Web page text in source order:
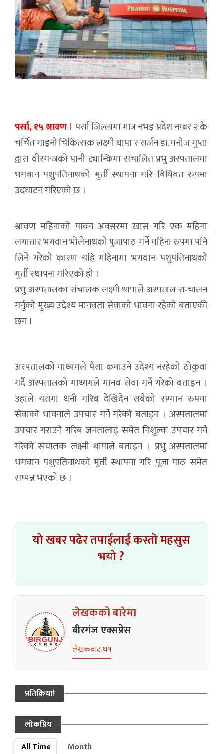
पर्सा, १५ श्रावणl पर्सा जिल्लामा मात्र नभइ प्रदेश नम्बर २ कै
चर्चित गाइनो चिकित्सक लक्ष्मी थापा र सर्जन डा. मनोज गुप्ता
द्वारा वीरगन्जको पानी ट्यान्किमा संचालित प्रभु अस्पतालमा
भगवान पशुपतिनाथको मुर्ती स्थापना गरि बिधिवत रुपमा
उदघाटन गरिएको छ ।
श्रावण महिनाको पावन अवसरमा खास गरि एक महिना
लगातार भगवान भोलेनाथको पुजापाठ गर्ने महिना रुपमा पनि
लिने गरेको कारण यहि महिनामा भगवान पशुपतिनाथको
मुर्ती स्थापना गरिएको हो ।
प्रभु अस्पतालका संचालक लक्ष्मी थापाले अस्पताल सन्चालन
गर्नुको मुख्य उदेश्य मानवता सेवाको भावना रहेको बताएकी
छन ।
अस्पतालको माध्यमले पैसा कमाउने उदेश्य नरहेको ठोकुवा
गर्दै अस्पतालको माध्यमले मानव सेवा गर्ने गरेको बताइन ।
उहाले यसमा धनी गरिब देखिदैन सबैको सम्मान रुपमा
सेवाको भावनाले उपचार गर्ने गरेको बताइन । अस्पतालमा
उपचार गराउने गरिब जनतालाइ समेत निशुल्क उपचार गर्ने
गरेको संचालक लक्ष्मी थापाले बताइन । प्रभु अस्पतालमा
भगवान पशुपतिनाथको मुर्ती स्थापना गरि पूजा पाठ समेत
सम्पन्न भएको छ ।
यो खबर पढेर तपाईलाई कस्तो महसुस
भयो ?
लेखकको बारेमा
बीरगंज एक्सप्रेस
लेखकबाट थप
प्रतिक्रिया!
लोकप्रिय
All Time
Month